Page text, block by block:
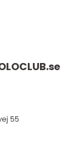
se